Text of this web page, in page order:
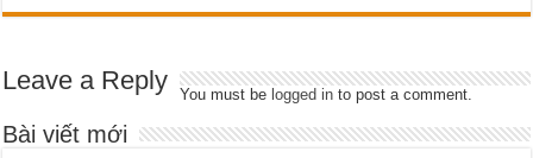
Leave a Reply You must be logged in to post a comment.
Bài viết mới